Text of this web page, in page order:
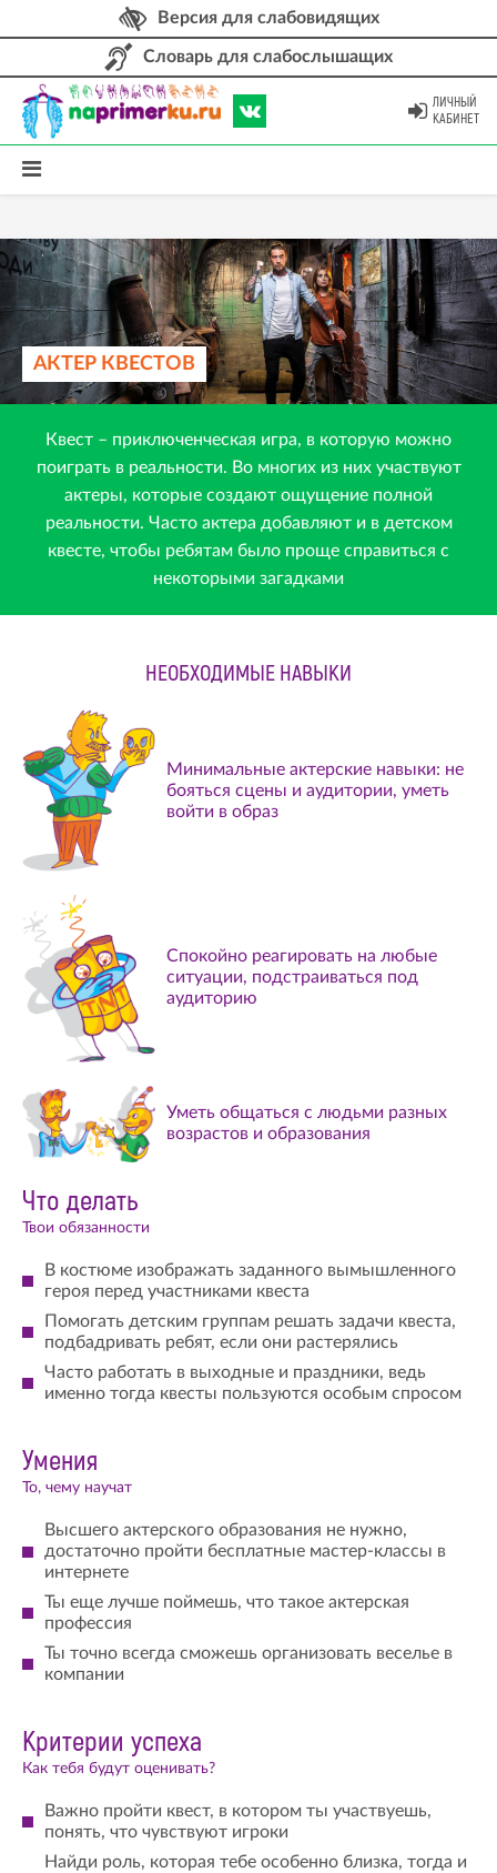
Версия для слабовидящих
Словарь для слабослышащих
ЛИЧНЫЙ
КАБИНЕТ
АКТЕР КВЕСТОВ
Квест – приключенческая игра, в которую можно
поиграть в реальности. Во многих из них участвуют
актеры, которые создают ощущение полной
реальности. Часто актера добавляют и в детском
квесте, чтобы ребятам было проще справиться с
некоторыми загадками
НЕОБХОДИМЫЕ НАВЫКИ
Минимальные актерские навыки: не
бояться сцены и аудитории, уметь
войти в образ
Спокойно реагировать на любые
ситуации, подстраиваться под
аудиторию
Уметь общаться с людьми разных
возрастов и образования
Что делать
Твои обязанности
В костюме изображать заданного вымышленного
героя перед участниками квеста
Помогать детским группам решать задачи квеста,
подбадривать ребят, если они растерялись
Часто работать в выходные и праздники, ведь
именно тогда квесты пользуются особым спросом
Умения
То, чему научат
Высшего актерского образования не нужно,
достаточно пройти бесплатные мастер-классы в
интернете
Ты еще лучше поймешь, что такое актерская
профессия
Ты точно всегда сможешь организовать веселье в
компании
Критерии успеха
Как тебя будут оценивать?
Важно пройти квест, в котором ты участвуешь,
понять, что чувствуют игроки
Найди роль, которая тебе особенно близка, тогда и